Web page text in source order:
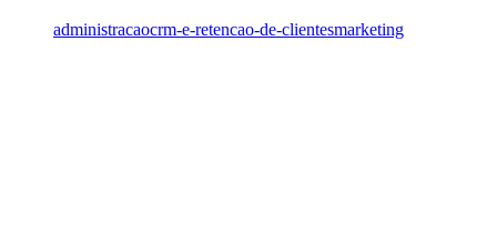
administracaocrm-e-retencao-de-clientesmarketing